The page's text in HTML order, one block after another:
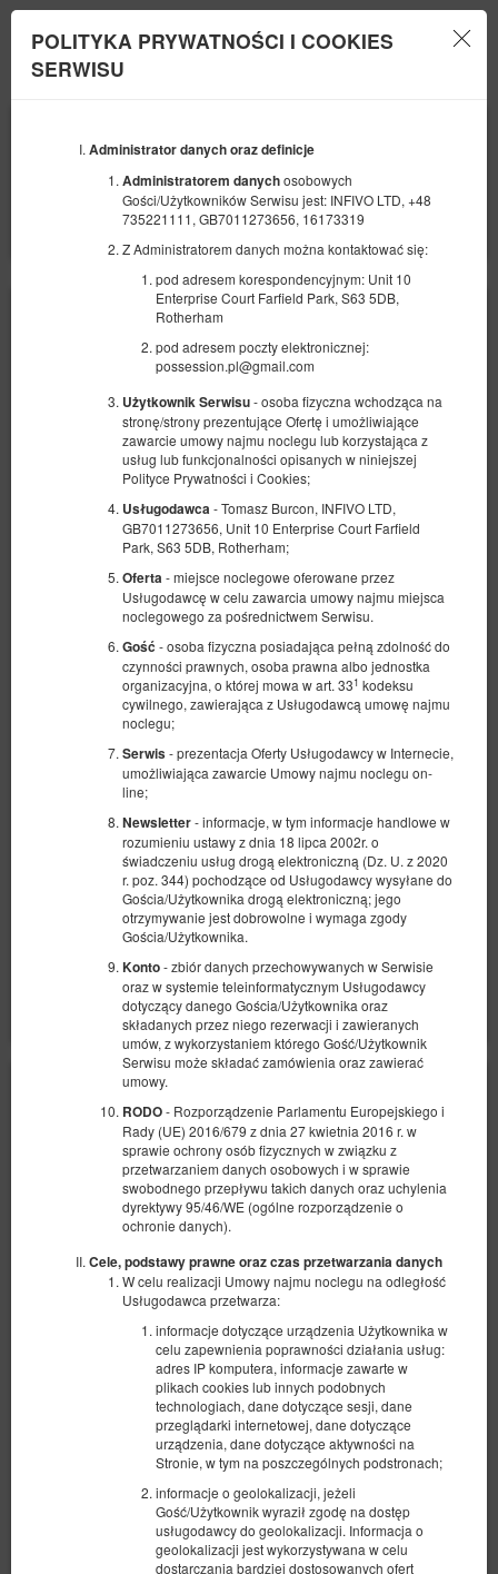
POLITYKA PRYWATNOŚCI I COOKIES
SERWISU
Administrator danych oraz definicje
Administratorem danychosobowych
Gości/Użytkowników Serwisu jest: INFIVO LTD, +48
735221111, GB7011273656, 16173319
Z Administratorem danych można kontaktować się:
pod adresem korespondencyjnym: Unit 10
Enterprise Court Farfield Park, S63 5DB,
Rotherham
pod adresem poczty elektronicznej:
possession.pl@gmail.com
Użytkownik Serwisu- osoba fizyczna wchodząca na
stronę/strony prezentujące Ofertę i umożliwiające
zawarcie umowy najmu noclegu lub korzystająca z
usług lub funkcjonalności opisanych w niniejszej
Polityce Prywatności i Cookies;
Usługodawca - Tomasz Burcon, INFIVO LTD,
GB7011273656, Unit 10 Enterprise Court Farfield
Park, S63 5DB, Rotherham;
Oferta - miejsce noclegowe oferowane przez
Usługodawcę w celu zawarcia umowy najmu miejsca
noclegowego za pośrednictwem Serwisu.
Gość - osoba fizyczna posiadająca pełną zdolność do
czynności prawnych, osoba prawna albo jednostka
organizacyjna, o której mowa w art. 331 kodeksu
cywilnego, zawierająca z Usługodawcą umowę najmu
noclegu;
Serwis - prezentacja Oferty Usługodawcy w Internecie,
umożliwiająca zawarcie Umowy najmu noclegu on-
line;
Newsletter- informacje, w tym informacje handlowe w
rozumieniu ustawy z dnia 18 lipca 2002r. o
świadczeniu usług drogą elektroniczną (Dz. U. z 2020
r. poz. 344) pochodzące od Usługodawcy wysyłane do
Gościa/Użytkownika drogą elektroniczną; jego
otrzymywanie jest dobrowolne i wymaga zgody
Gościa/Użytkownika.
Konto- zbiór danych przechowywanych w Serwisie
oraz w systemie teleinformatycznym Usługodawcy
dotyczący danego Gościa/Użytkownika oraz
składanych przez niego rezerwacji i zawieranych
umów, z wykorzystaniem którego Gość/Użytkownik
Serwisu może składać zamówienia oraz zawierać
umowy.
RODO- Rozporządzenie Parlamentu Europejskiego i
Rady (UE) 2016/679 z dnia 27 kwietnia 2016 r. w
sprawie ochrony osób fizycznych w związku z
przetwarzaniem danych osobowych i w sprawie
swobodnego przepływu takich danych oraz uchylenia
dyrektywy 95/46/WE (ogólne rozporządzenie o
ochronie danych).
Cele, podstawy prawne oraz czas przetwarzania danych
W celu realizacji Umowy najmu noclegu na odległość
Usługodawca przetwarza:
informacje dotyczące urządzenia Użytkownika w
celu zapewnienia poprawności działania usług:
adres IP komputera, informacje zawarte w
plikach cookies lub innych podobnych
technologiach, dane dotyczące sesji, dane
przeglądarki internetowej, dane dotyczące
urządzenia, dane dotyczące aktywności na
Stronie, w tym na poszczególnych podstronach;
informacje o geolokalizacji, jeżeli
Gość/Użytkownik wyraził zgodę na dostęp
usługodawcy do geolokalizacji. Informacja o
geolokalizacji jest wykorzystywana w celu
dostarczania bardziej dostosowanych ofert
SIERPNIA
10
SIERPNIA
FILTRY
Pokój w wygodnej lokalizacji #2 Possession
Dostępna liczba: 1
pow. 8,00 m2
1 sypialnia
1 sofa rozkładana (Sofa Bed)
329,54 zł
Sprzątanie pokoju 140 zł
100 PLN - wcześniejsza wprowadzka (early check-in) poza
standardowymi godzinami
100 PLN - późniejsza wyprowadzka (late check-out) poza
standardowymi godzinami
Pokaż oferty
Pokój w wygodnej lokalizacji #5 Possession
pow. 8,00 m
1 sypialnia
1 sofa rozkładana (Sofa Bed)
329,54 zł